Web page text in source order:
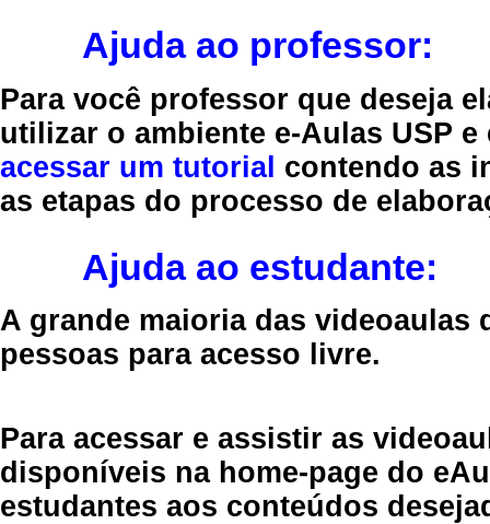
Ajuda ao professor:
Para você professor que deseja
utilizar o ambiente e-Aulas USP
acessar um tutorial contendo as
as etapas do processo de
Ajuda ao estudante:
A grande maioria das videoaulas
pessoas para acesso livre.
Para acessar e assistir as
disponíveis na home-page do
estudantes aos conteúdos